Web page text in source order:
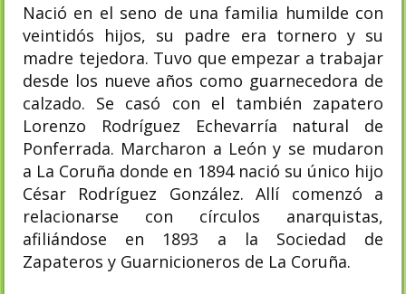
Nació en el seno de una familia humilde con
veintidós hijos, su padre era tornero y su
madre tejedora. Tuvo que empezar a trabajar
desde los nueve años como guarnecedora de
calzado. Se casó con el también zapatero
Lorenzo Rodríguez Echevarría natural de
Ponferrada. Marcharon a León y se mudaron
a La Coruña donde en 1894 nació su único hijo
César Rodríguez González. Allí comenzó a
relacionarse con círculos anarquistas,
afiliándose en 1893 a la Sociedad de
Zapateros y Guarnicioneros de La Coruña.​